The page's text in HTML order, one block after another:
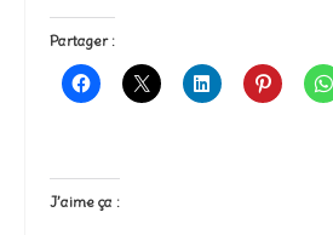
Partager :
J’aime ça :